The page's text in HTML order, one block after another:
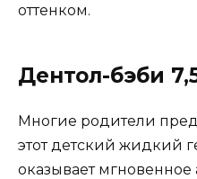
оттенком.
Дентол-бэби
Многие родители
этот детский жидкий
оказывает